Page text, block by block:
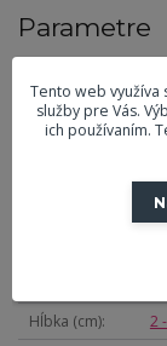
Parametre
skupina
Materiál kostry
Hĺbka (cm)
2
Tento web
služby pre Vás.
ich používaním.